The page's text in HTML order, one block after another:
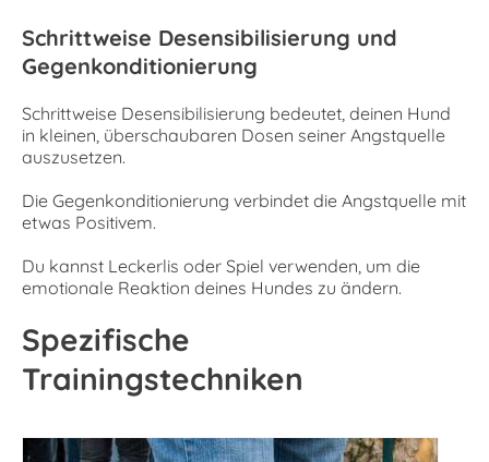
Schrittweise Desensibilisierung und
Gegenkonditionierung
Schrittweise Desensibilisierung bedeutet, deinen Hund
in kleinen, überschaubaren Dosen seiner Angstquelle
auszusetzen.
Die Gegenkonditionierung verbindet die Angstquelle mit
etwas Positivem.
Du kannst Leckerlis oder Spiel verwenden, um die
emotionale Reaktion deines Hundes zu ändern.
Spezifische
Trainingstechniken